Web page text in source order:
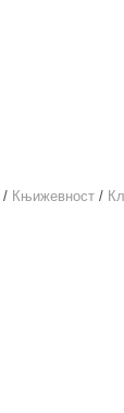
/ Књижевност /